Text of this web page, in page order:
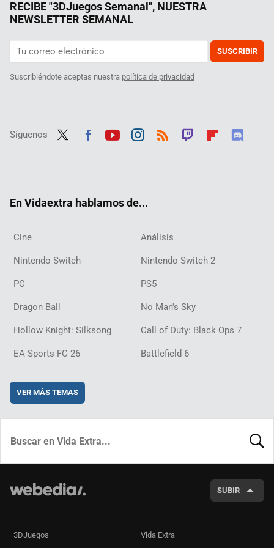
RECIBE "3DJuegos Semanal", NUESTRA
NEWSLETTER SEMANAL
SUSCRIBIR
Suscribiéndote aceptas nuestra política de privacidad
Síguenos
En Vidaextra hablamos de...
Cine Análisis
Nintendo Switch Nintendo Switch 2
PC PS5
Dragon Ball No Man's Sky
Hollow Knight: Silksong Call of Duty: Black Ops 7
EA Sports FC 26 Battlefield 6
VER MÁS TEMAS
SUBIR
3DJuegos Vida Extra